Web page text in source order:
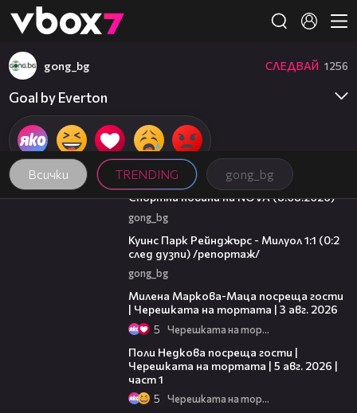
👾
Всички TRENDING gong_bg
gong_bg СЛЕДВАЙ 1256
Goal by Everton
04:09
Спортни новини на NOVA (8.08.2026)
gong_bg
Куинс Парк Рейнджърс - Милуол 1:1 (0:2
след дузпи) /репортаж/
gong_bg
Милена Маркова-Маца посреща гости
| Черешката на тортата | 3 авг. 2026
5 Черешката на тортата
Поли Недкова посреща гости |
Черешката на тортата | 5 авг. 2026 |
част 1
5 Черешката на тортата